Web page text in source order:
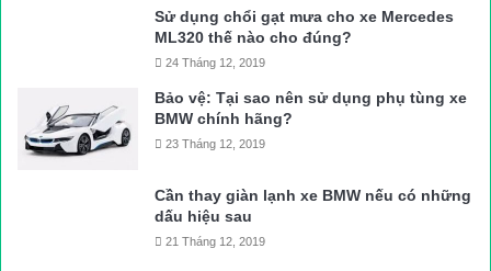
Sử dụng chổi gạt mưa cho xe Mercedes
ML320 thế nào cho đúng?
24 Tháng 12, 2019
Bảo vệ: Tại sao nên sử dụng phụ tùng xe
BMW chính hãng?
23 Tháng 12, 2019
Cần thay giàn lạnh xe BMW nếu có những
dấu hiệu sau
21 Tháng 12, 2019